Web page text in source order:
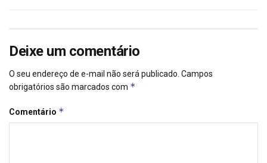
Deixe um comentário
O seu endereço de e-mail não será publicado. Campos
obrigatórios são marcados com *
Comentário *